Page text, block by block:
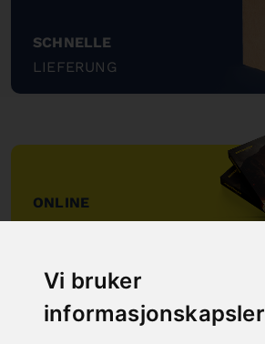
Vi bruker
informasjonskapsler
SCHNELLE
LIEFERUNG
"
ONLINE